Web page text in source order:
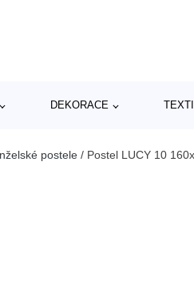
DEKORACE
postele / Postel LUCY 10